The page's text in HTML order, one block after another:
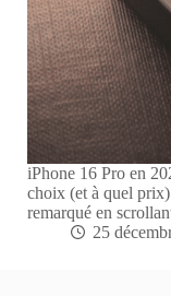
iPhone 16 Pro en
choix (et à quel prix)
remarqué en
25